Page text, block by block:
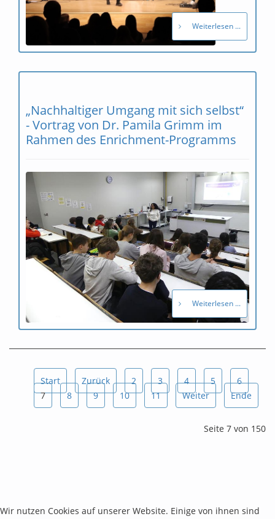
Weiterlesen ...
„Nachhaltiger Umgang mit sich selbst“
- Vortrag von Dr. Pamila Grimm im
Rahmen des Enrichment-Programms
Weiterlesen ...
Start Zurück 2 3 4 5
6
7
8 9 10 11 Weiter Ende
Seite 7 von 150
Wir nutzen Cookies auf unserer Website. Einige von ihnen sind